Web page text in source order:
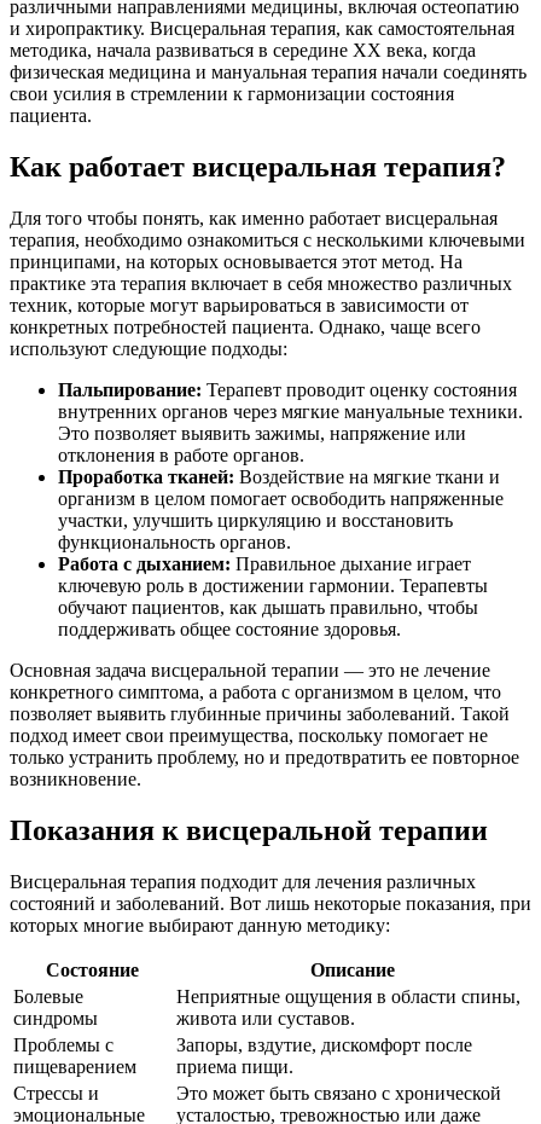
различными направлениями медицины, включая остеопатию
и хиропрактику. Висцеральная терапия, как самостоятельная
методика, начала развиваться в середине XX века, когда
физическая медицина и мануальная терапия начали соединять
свои усилия в стремлении к гармонизации состояния
пациента.
Как работает висцеральная терапия?
Для того чтобы понять, как именно работает висцеральная
терапия, необходимо ознакомиться с несколькими ключевыми
принципами, на которых основывается этот метод. На
практике эта терапия включает в себя множество различных
техник, которые могут варьироваться в зависимости от
конкретных потребностей пациента. Однако, чаще всего
используют следующие подходы:
Пальпирование: Терапевт проводит оценку состояния
внутренних органов через мягкие мануальные техники.
Это позволяет выявить зажимы, напряжение или
отклонения в работе органов.
Проработка тканей: Воздействие на мягкие ткани и
организм в целом помогает освободить напряженные
участки, улучшить циркуляцию и восстановить
функциональность органов.
Работа с дыханием: Правильное дыхание играет
ключевую роль в достижении гармонии. Терапевты
обучают пациентов, как дышать правильно, чтобы
поддерживать общее состояние здоровья.
Основная задача висцеральной терапии — это не лечение
конкретного симптома, а работа с организмом в целом, что
позволяет выявить глубинные причины заболеваний. Такой
подход имеет свои преимущества, поскольку помогает не
только устранить проблему, но и предотвратить ее повторное
возникновение.
Показания к висцеральной терапии
Висцеральная терапия подходит для лечения различных
состояний и заболеваний. Вот лишь некоторые показания, при
которых многие выбирают данную методику:
Состояние
Описание
Болевые
синдромы
Неприятные ощущения в области спины,
живота или суставов.
Проблемы с
пищеварением
Запоры, вздутие, дискомфорт после
приема пищи.
Стрессы и
эмоциональные
Это может быть связано с хронической
усталостью, тревожностью или даже